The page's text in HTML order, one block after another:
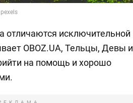
отличаются исключительной
OBOZ.UA, Тельцы, Девы и
на помощь и хорошо